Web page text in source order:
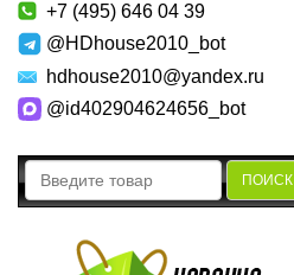
+7 (495) 646 04 39
@HDhouse2010_bot
hdhouse2010@yandex.ru
@id402904624656_bot
ПОИСК